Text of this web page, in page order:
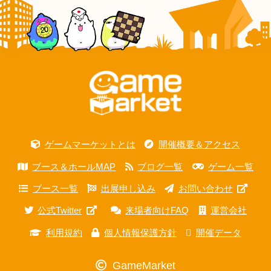
ゲームマーケットとは 開催概要＆アクセス
ブース＆ホールMAP ブログ一覧 ゲーム一覧
ブース一覧 出展申し込み お問い合わせ
公式Twitter 来場者向けFAQ 運営会社
利用規約 個人情報保護方針 開催データ
GameMarket